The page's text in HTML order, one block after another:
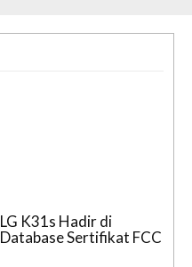
LG K31s Hadir di
Database Sertifikat FCC